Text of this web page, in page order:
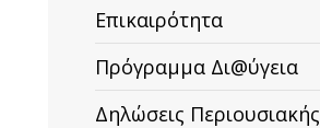
Επικαιρότητα
Πρόγραμμα Δι@ύγεια
Δηλώσεις Περιουσιακής